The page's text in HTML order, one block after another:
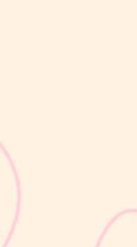
diberikan melalui suntikan
mencegah kehamilan. Jenis